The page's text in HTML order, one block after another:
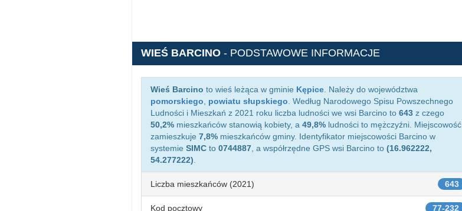
WIEŚ BARCINO - PODSTAWOWE INFORMACJE
Wieś Barcino to wieś leżąca w gminie Kępice . Należy do województwa
pomorskiego
powiatu słupskiego . Według Narodowego Spisu Powszechnego
Ludności i Mieszkań z 2021 roku liczba ludności we wsi Barcino to 643 z czego
50,2% mieszkańców stanowią kobiety, a 49,8% ludności to mężczyźni. Miejscowość
zamieszkuje 7,8% mieszkańców gminy. Identyfikator miejscowości Barcino w
systemie SIMC to 0744887 , a współrzędne GPS wsi Barcino to (16.962222,
54.277222)
643
Liczba mieszkańców (2021)
77-232
Kod pocztowy